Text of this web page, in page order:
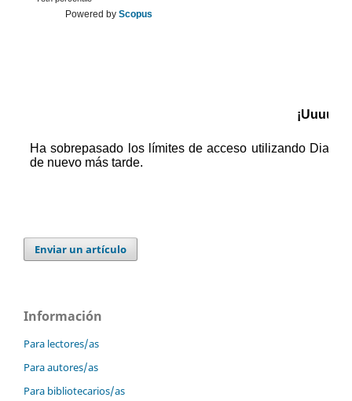
Powered by Scopus
Enviar un artículo
Información
Para lectores/as
Para autores/as
Para bibliotecarios/as